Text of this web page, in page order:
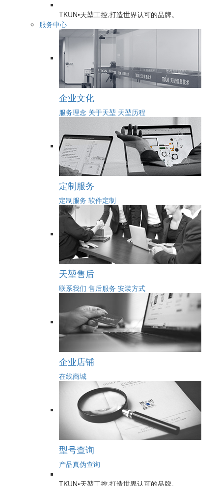
TKUN•天堃工控,打造世界认可的品牌。
服务中心
企业文化
服务理念 关于天堃 天堃历程
定制服务
定制服务 软件定制
天堃售后
联系我们 售后服务 安装方式
企业店铺
在线商城
型号查询
产品真伪查询
TKUN•天堃工控,打造世界认可的品牌。